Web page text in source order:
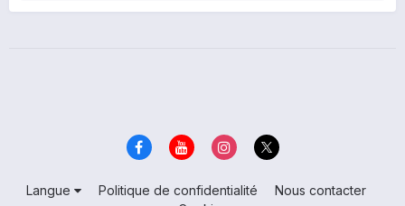
Langue Politique de confidentialité
Nous contacter